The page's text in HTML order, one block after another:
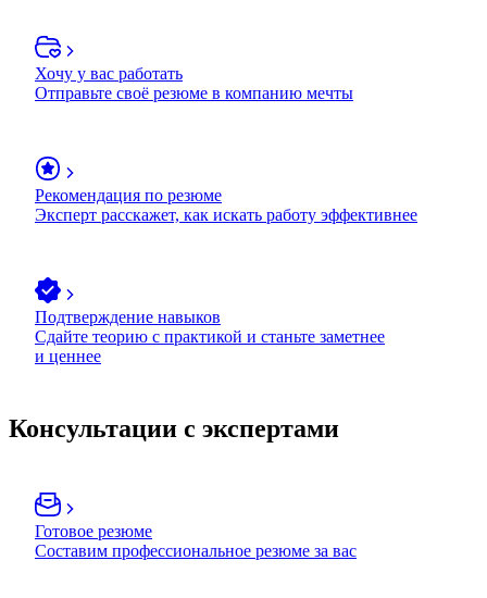
Хочу у вас работать
Отправьте своё резюме в компанию мечты
Рекомендация по резюме
Эксперт расскажет, как искать работу эффективнее
Подтверждение навыков
Сдайте теорию с практикой и станьте заметнее
и ценнее
Консультации с экспертами
Готовое резюме
Составим профессиональное резюме за вас